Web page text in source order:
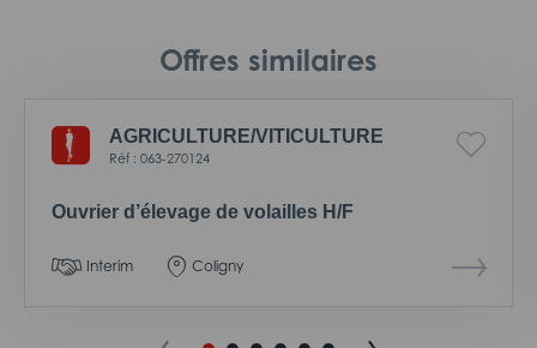
Offres similaires
AGRICULTURE/VITICULTURE
Réf : 063-270124
Ouvrier d’élevage de volailles H/F
Interim Coligny